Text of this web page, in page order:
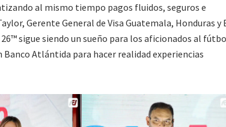
al mismo tiempo pagos fluidos, seguros e
Gerente General de Visa Guatemala, Honduras y
26™ sigue siendo un sueño para los aficionados al
Atlántida para hacer realidad experiencias